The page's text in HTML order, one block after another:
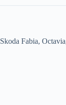
Skoda Fabia,